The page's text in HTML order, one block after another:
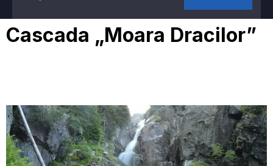
Cascada „Moara Dracilor”